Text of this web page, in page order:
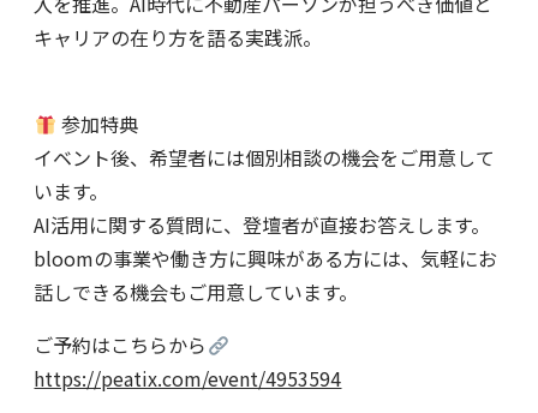
キャリアの在り方を語る実践派。
参加特典
イベント後、希望者には個別相談の機会をご用意して
います。
AI活用に関する質問に、登壇者が直接お答えします。
bloomの事業や働き方に興味がある方には、気軽にお
話しできる機会もご用意しています。
ご予約はこちらから
https://peatix.com/event/4953594